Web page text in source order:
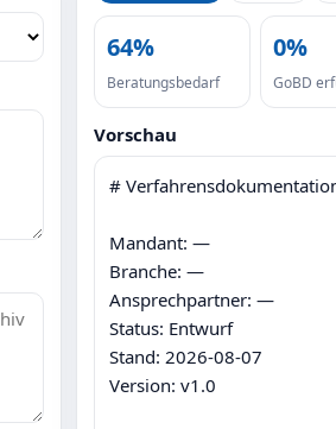
64%
Beratungsbedarf
0%
GoBD
Vorschau
#
Mandant: —
Branche: —
Ansprechpartner: —
Status: Entwurf
Stand: 2026-08-07
Version: v1.0